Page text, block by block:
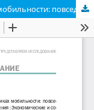
Общественный транспорт в практиках мобильности: повседневные маршруты горожан